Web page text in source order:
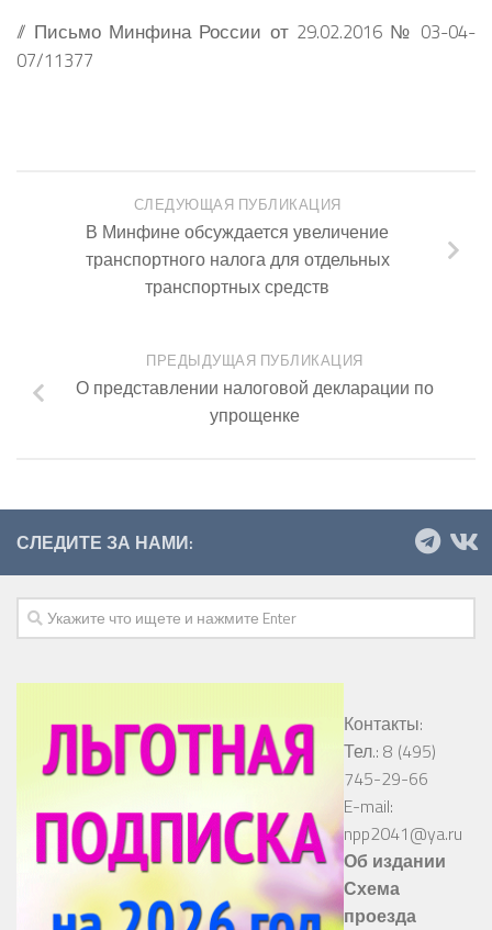
// Письмо Минфина России от 29.02.2016 № 03-04-
07/11377
СЛЕДУЮЩАЯ ПУБЛИКАЦИЯ
В Минфине обсуждается увеличение
транспортного налога для отдельных
транспортных средств
ПРЕДЫДУЩАЯ ПУБЛИКАЦИЯ
О представлении налоговой декларации по
упрощенке
СЛЕДИТЕ ЗА НАМИ:
Контакты:
Тел.: 8 (495)
745-29-66
E-mail:
npp2041@ya.ru
Об издании
Схема
проезда